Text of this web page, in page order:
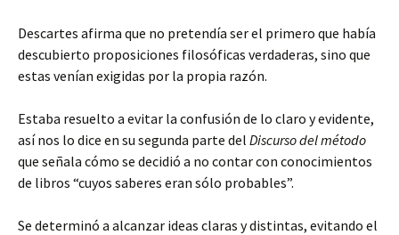
Descartes afirma que no pretendía ser el primero que había
descubierto proposiciones filosóficas verdaderas, sino que
estas venían exigidas por la propia razón.
Estaba resuelto a evitar la confusión de lo claro y evidente,
así nos lo dice en su segunda parte del Discurso del método
que señala cómo se decidió a no contar con conocimientos
de libros “cuyos saberes eran sólo probables”.
Se determinó a alcanzar ideas claras y distintas, evitando el